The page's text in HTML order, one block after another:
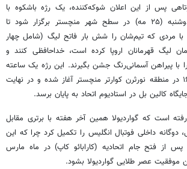
پس از این اعلان شوکه‌کننده، یک رژه باشکوه با
اتوبوس روباز در روز دوشنبه (۲۵ مه) در سطح شهر منچستر برگزار شود تا
با مردی که تیم‌شان را شش بار فاتح لیگ (شامل چهار
لیگ قهرمانان اروپا کرده است، خداحافظی کنند و
با پیراهن آسمانی‌رنگ جشن بگیرند. این رژه یک ساعته
قرار است از ساعت ۱۶:۰۰ در منطقه نورثرن کوارتر منچستر آغاز شده و در نهایت
کالین بل در استادیوم اتحاد به پایان برسد.
است که گواردیولا همین آخر هفته با برتری مقابل
دوگانه داخلی فوتبال انگلیس را تکمیل کرد چرا که این
از فتح جام اتحادیه (کارابائو کاپ) در ماه مارس
موفقیت عصر طلایی گواردیولا بشود.